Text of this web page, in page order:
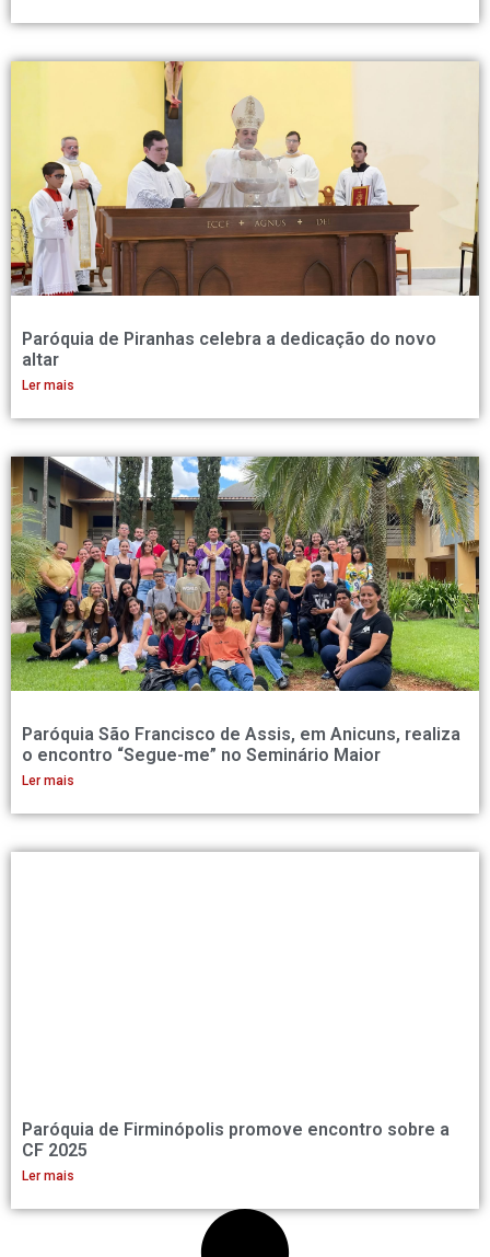
Paróquia de Piranhas celebra a dedicação do novo
altar
Ler mais
Paróquia São Francisco de Assis, em Anicuns, realiza
o encontro “Segue-me” no Seminário Maior
Ler mais
Paróquia de Firminópolis promove encontro sobre a
CF 2025
Ler mais